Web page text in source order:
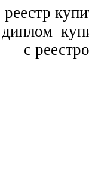
реестр
диплом
с